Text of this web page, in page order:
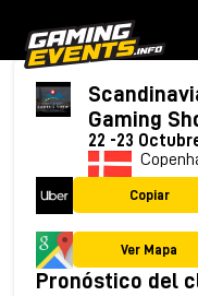
Gaming
22 -23
Copiar
Ver Mapa
Pronóstico del